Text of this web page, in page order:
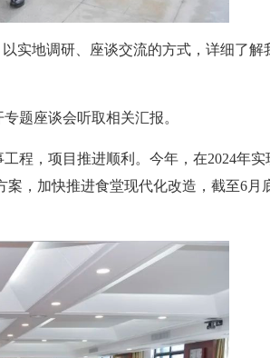
实地调研、座谈交流的方式，详细了解
题座谈会听取相关汇报。
程，项目推进顺利。今年，在2024年
，加快推进食堂现代化改造，截至6